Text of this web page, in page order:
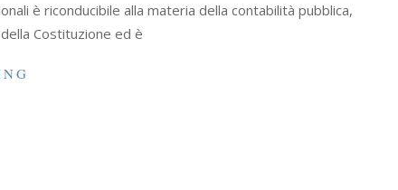
è riconducibile alla materia della contabilità pubblica,
Costituzione ed è